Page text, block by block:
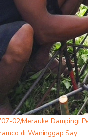
02/Merauke Dampingi
di Waninggap Say